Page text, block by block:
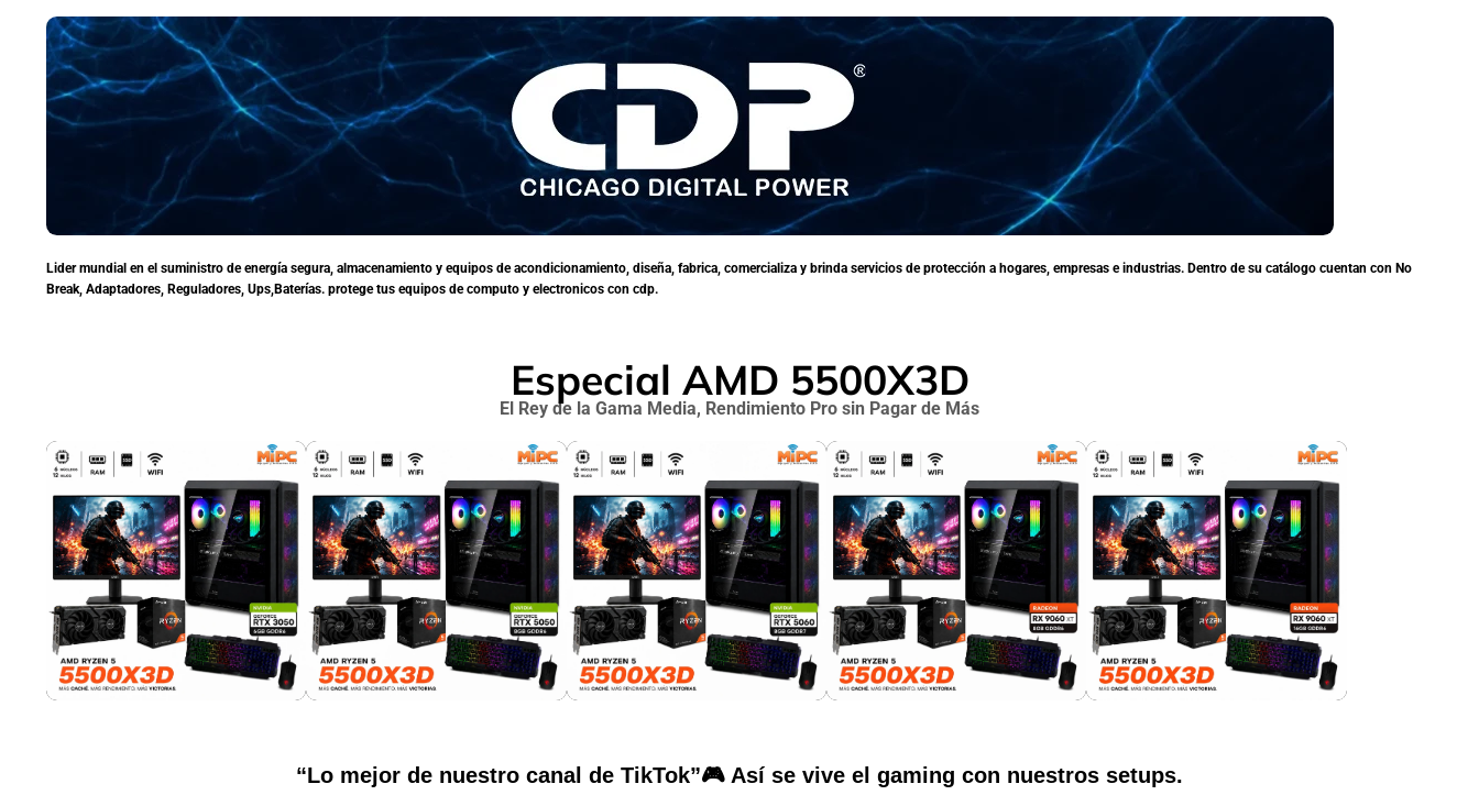
Lider mundial en el suministro de energía segura, almacenamiento y equipos de acondicionamiento, diseña, fabrica, comercializa y brinda servicios de protección a hogares, empresas e industrias. Dentro de su catálogo cuentan con No
Break, Adaptadores, Reguladores, Ups,Baterías. protege tus equipos de computo y electronicos con cdp.
Especial AMD 5500X3D
El Rey de la Gama Media, Rendimiento Pro sin Pagar de Más
“Lo mejor de nuestro canal de TikTok”🎮 Así se vive el gaming con nuestros setups.